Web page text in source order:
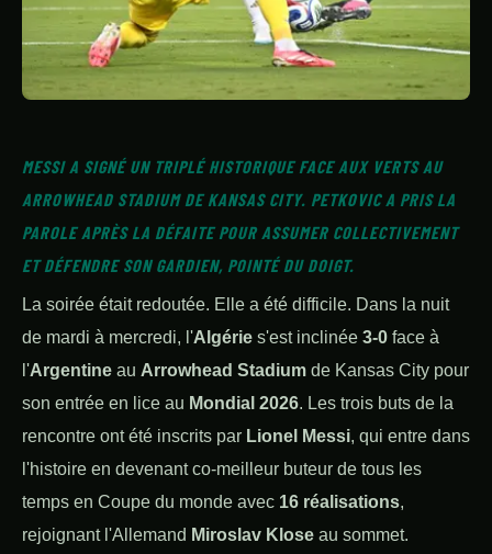
MESSI A SIGNÉ UN TRIPLÉ HISTORIQUE FACE AUX VERTS AU
ARROWHEAD STADIUM DE KANSAS CITY. PETKOVIC A PRIS LA
PAROLE APRÈS LA DÉFAITE POUR ASSUMER COLLECTIVEMENT
ET DÉFENDRE SON GARDIEN, POINTÉ DU DOIGT.
La soirée était redoutée. Elle a été difficile. Dans la nuit
de mardi à mercredi, l'Algérie s'est inclinée 3-0 face à
l'Argentine au Arrowhead Stadium de Kansas City pour
son entrée en lice au Mondial 2026. Les trois buts de la
rencontre ont été inscrits par Lionel Messi, qui entre dans
l'histoire en devenant co-meilleur buteur de tous les
temps en Coupe du monde avec 16 réalisations,
rejoignant l'Allemand Miroslav Klose au sommet.